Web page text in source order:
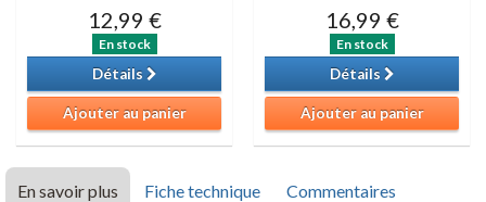
12,99 €
En stock
Détails
Ajouter au panier
16,99 €
En stock
Détails
Ajouter au panier
En savoir plus Fiche technique Commentaires